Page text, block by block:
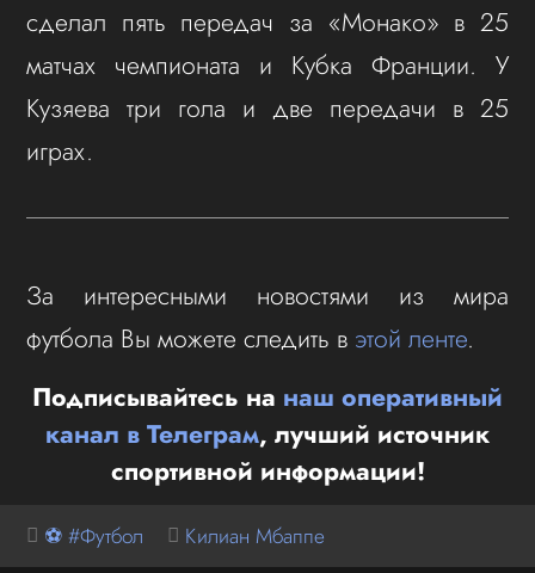
сделал пять передач за «Монако» в 25
матчах чемпионата и Кубка Франции. У
Кузяева три гола и две передачи в 25
играх.
За интересными новостями из мира
футбола Вы можете следить в этой ленте.
Подписывайтесь на наш оперативный
канал в Телеграм, лучший источник
спортивной информации!
⚽ #Футбол Килиан Мбаппе